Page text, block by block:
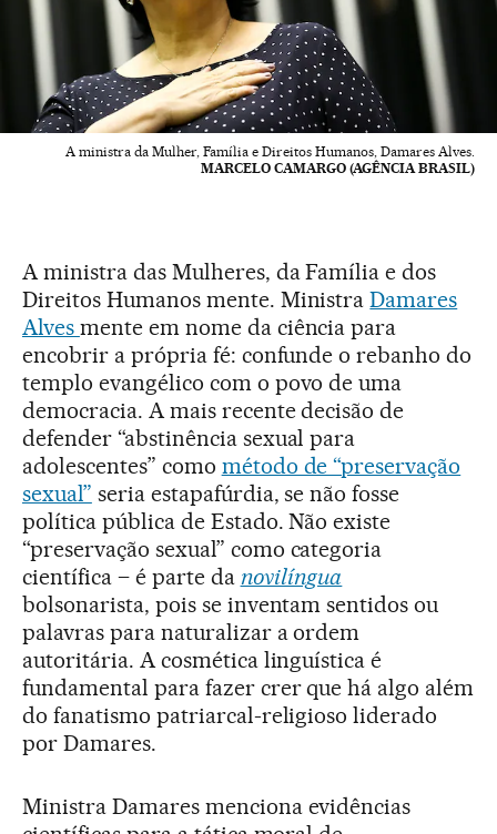
A ministra da Mulher, Família e Direitos Humanos, Damares Alves.
MARCELO CAMARGO (AGÊNCIA BRASIL)
A ministra das Mulheres, da Família e dos
Direitos Humanos mente. MinistraDamares
Alves mente em nome da ciência para
encobrir a própria fé: confunde o rebanho do
templo evangélico com o povo de uma
democracia. A mais recente decisão de
defender “abstinência sexual para
adolescentes” como método de “preservação
sexual” seria estapafúrdia, se não fosse
política pública de Estado. Não existe
“preservação sexual” como categoria
científica – é parte da novilíngua
bolsonarista, pois se inventam sentidos ou
palavras para naturalizar a ordem
autoritária. A cosmética linguística é
fundamental para fazer crer que há algo além
do fanatismo patriarcal-religioso liderado
por Damares.
Ministra Damares menciona evidências